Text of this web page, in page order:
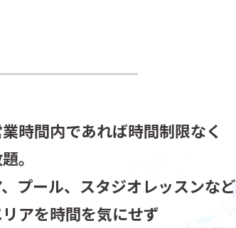
時間内であれば時間制限なく
。
プール、スタジオレッスンなど
アを時間を気にせず